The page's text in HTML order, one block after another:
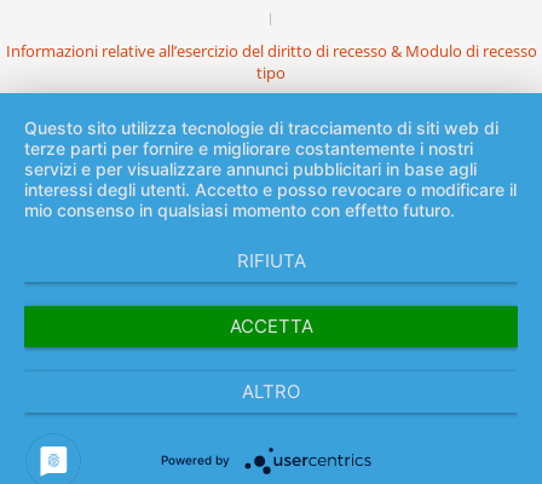
Informazioni relative all’esercizio del diritto di recesso & Modulo di recesso
tipo
Questo sito utilizza tecnologie di tracciamento di siti web di
terze parti per fornire e migliorare costantemente i nostri
servizi e per visualizzare annunci pubblicitari in base agli
interessi degli utenti. Accetto e posso revocare o modificare il
mio consenso in qualsiasi momento con effetto futuro.
RIFIUTA
ACCETTA
ALTRO
Powered by